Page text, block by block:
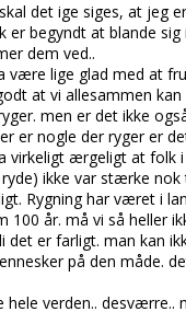
det ige siges, at jeg
er begyndt at blande sig
dem ved..
være lige glad med at
at vi allesammen
men er det ikke
er nogle der ryger er
virkeligt ærgeligt at folk i
ikke var stærke nok
Rygning har været i
100 år. må vi så heller
det er farligt. man kan
på den måde.
hele verden.. desværre..